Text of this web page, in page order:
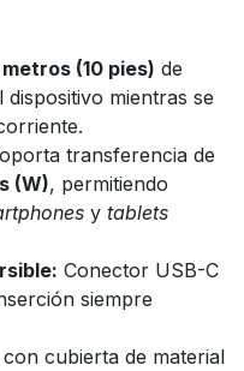
metros (10 pies) de
mientras se
transferencia de
(W), permitiendo
y tablets
Conector USB-C
siempre
cubierta de material